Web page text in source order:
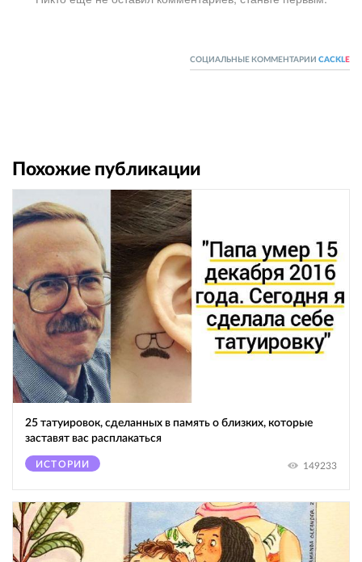
СОЦИАЛЬНЫЕ КОММЕНТАРИИ CACKL E
Похожие публикации
25 татуировок, сделанных в память о близких, которые
заставят вас расплакаться
ИСТОРИИ 149233